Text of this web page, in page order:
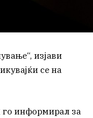
изјави
се на
го информирал за